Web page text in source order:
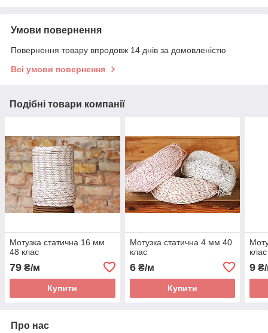
Умови повернення
Повернення товару впродовж 14 днів за домовленістю
Всі умови повернення
Подібні товари компанії
Мотузка статична 16 мм
48 клас
79 ₴/м
Купити
Мотузка статична 4 мм 40
клас
6₴/м
Купити
клас
9
Про нас